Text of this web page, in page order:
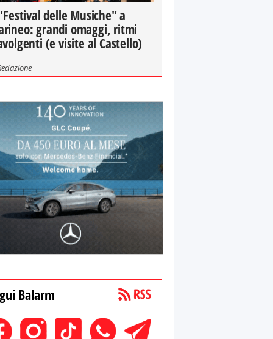
delle Musiche" a
grandi omaggi, ritmi
(e visite al Castello)
Balarm